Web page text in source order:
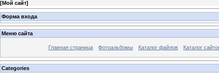
[Мой сайт]
Форма входа
Меню сайта
Главная страница Фотоальбомы Каталог файлов Каталог
Categories